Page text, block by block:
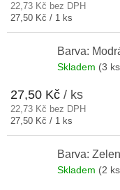
22,73 Kč bez DPH
Měrná
27,50 Kč / 1 ks
Barva:
Skladem (3
27,50 Kč / ks
22,73 Kč bez DPH
Měrná
27,50 Kč / 1 ks
Barva:
Skladem (2